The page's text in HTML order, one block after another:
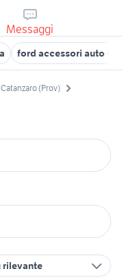
Messaggi
ford accessori auto
Catanzaro (Prov)
rilevante